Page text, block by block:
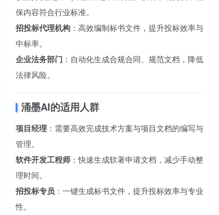
保内容符合行业标准。
招投标代理机构 ：高效编制标书文件，提升投标效率与
中标率。
企业法务部门 ：自动化生成合规合同、规范文档，降低
法律风险。
涌墨AI的适用人群
项目经理 ：需要高效完成技术方案与项目文档的编写与
管理。
软件开发工程师 ：快速生成软著申请文档，减少手动整
理时间。
招投标专员 ：一键生成标书文件，提升投标效率与专业
性。